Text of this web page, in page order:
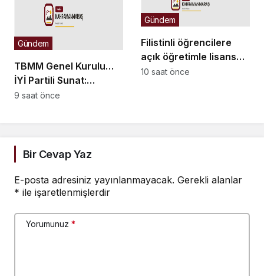
ülkene dön, siyasal ve
toplumsal hayata katıl’
diyorsanız, o insan
kapıdan içeri girdiğinde
başına ne geleceğini
bilmelidir
TBMM Genel Kurulu…
İYİ Partili Sunat:
“Çocukların suça
Gündem
9 saat önce
Filistinli öğrencilere
açık öğretimle lisans
eğitimi için çalışmalar
Gündem
10 saat önce
Bir Cevap Yaz
E-posta adresiniz yayınlanmayacak. Gerekli alanlar
* ile işaretlenmişlerdir
Yorumunuz *